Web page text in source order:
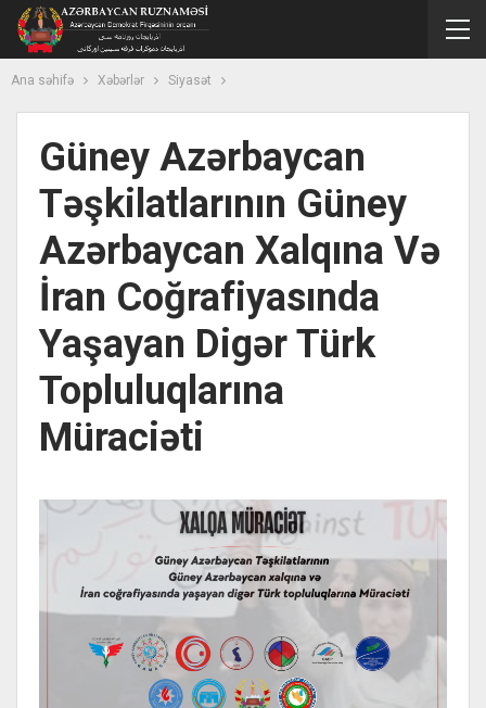
Ana səhifə Xəbərlər Siyasət
Güney Azərbaycan
Təşkilatlarının Güney
Azərbaycan Xalqına Və
İran Coğrafiyasında
Yaşayan Digər Türk
Topluluqlarına
Müraciəti